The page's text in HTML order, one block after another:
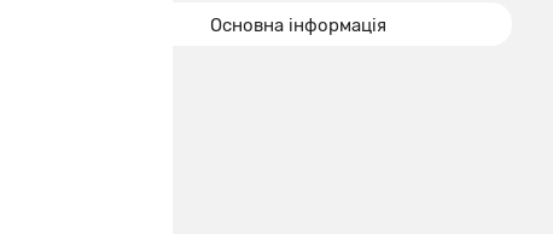
Основна інформація